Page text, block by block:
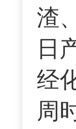
渣
日
经
周